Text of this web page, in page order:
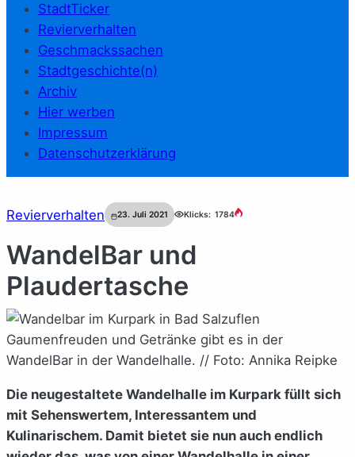
StadtTicker
Revierverhalten
Geschmackssachen
Stadtgeschichte(n)
Archiv
Hier werben
Impressum
Datenschutzerklärung
Revierverhalten 23. Juli 2021 Klicks: 1784
WandelBar und
Plaudertasche
Gaumenfreuden und Getränke gibt es in der
WandelBar in der Wandelhalle. // Foto: Annika Reipke
Die neugestaltete Wandelhalle im Kurpark füllt sich
mit Sehenswertem, Interessantem und
Kulinarischem. Damit bietet sie nun auch endlich